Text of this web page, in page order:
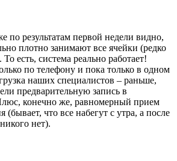
по результатам первой недели видно,
плотно занимают все ячейки (редко
есть, система реально работает!
по телефону и пока только в одном
наших специалистов – раньше,
предварительную запись в
конечно же, равномерный прием
(бывает, что все набегут с утра, а после
нет).